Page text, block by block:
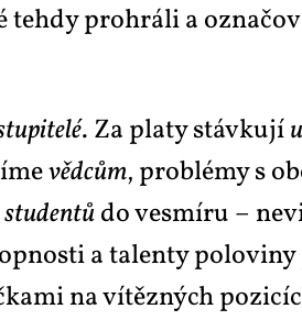
teh­dy pro­hrá­li a
. Za pla­ty stáv­ku­jí
věd­cům, pro­blémy s
stu­den­tůdo vesmí­ru –
a ta­len­ty
na ví­těz­ných